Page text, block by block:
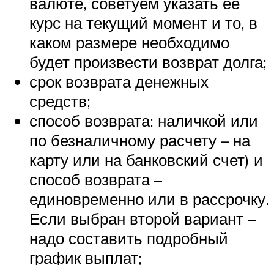
курс на текущий момент и то, в
каком размере необходимо
будет произвести возврат долга;
срок возврата денежных
средств;
способ возврата: наличкой или
по безналичному расчету – на
карту или на банковский счет) и
способ возврата –
единовременно или в рассрочку.
Если выбран второй вариант –
надо составить подробный
график выплат;